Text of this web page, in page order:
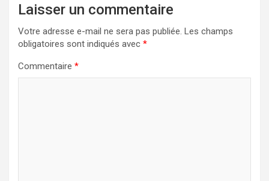
Laisser un commentaire
Votre adresse e-mail ne sera pas publiée. Les champs
obligatoires sont indiqués avec *
Commentaire *